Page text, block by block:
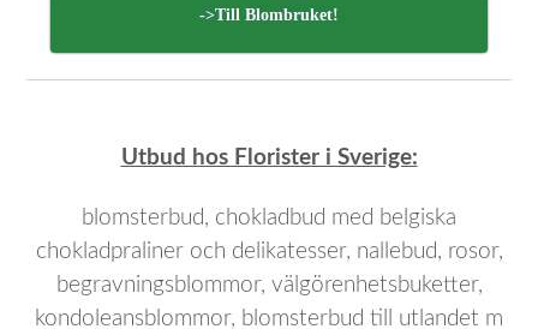
->Till Blombruket!
Utbud hos Florister i Sverige:
blomsterbud, chokladbud med belgiska
chokladpraliner och delikatesser, nallebud, rosor,
begravningsblommor, välgörenhetsbuketter,
kondoleansblommor, blomsterbud till utlandet m